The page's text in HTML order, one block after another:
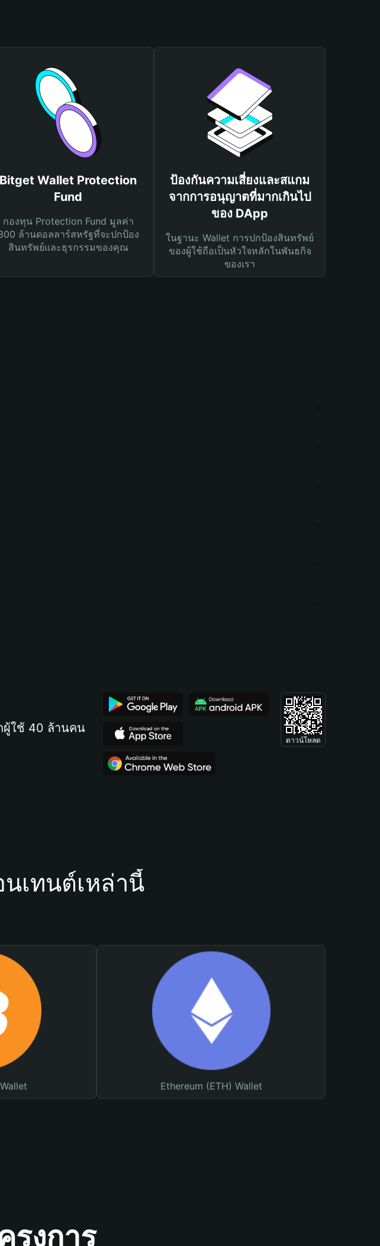
Bitget Wallet Protection
Fund
กองทุน Protection Fund มูลค่า
ล้านดอลลาร์สหรัฐที่จะปกป้อง
สินทรัพย์และธุรกรรมของคุณ
ป้องกันความเสี่ยงและสแกม
จากการอนุญาตที่มากเกินไป
ของ DApp
ในฐานะ Wallet การปกป้องสินทรัพย์
ของผู้ใช้ถือเป็นหัวใจหลักในพันธกิจ
ของเรา
ผู้ใช้ 40 ล้านคน
ดาวน์โหลด
เทนต์เหล่านี้
Ethereum (ETH) Wallet
รงการ